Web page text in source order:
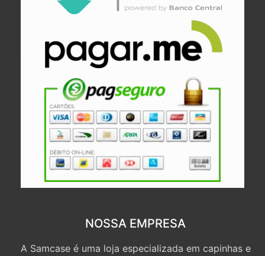
NOSSA EMPRESA
A Samcase é uma loja especializada em capinhas e